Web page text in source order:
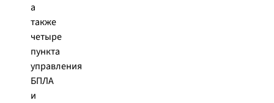
а
также
четыре
пункта
управления
БПЛА
и